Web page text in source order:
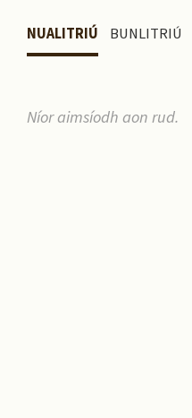
NUALITRIÚ BUNLITRIÚ
Níor aimsíodh aon rud.